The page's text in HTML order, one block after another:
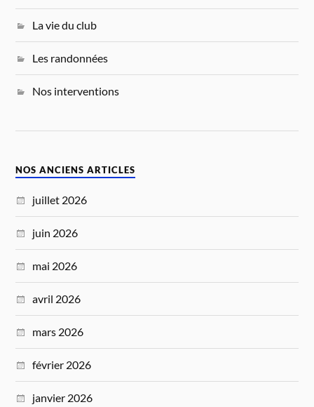
La vie du club
Les randonnées
Nos interventions
NOS ANCIENS ARTICLES
juillet 2026
juin 2026
mai 2026
avril 2026
mars 2026
février 2026
janvier 2026